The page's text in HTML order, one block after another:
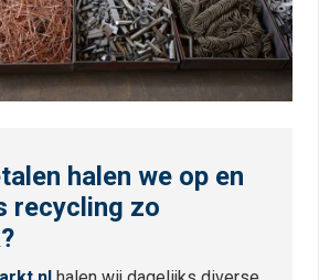
halen we op en
recycling zo